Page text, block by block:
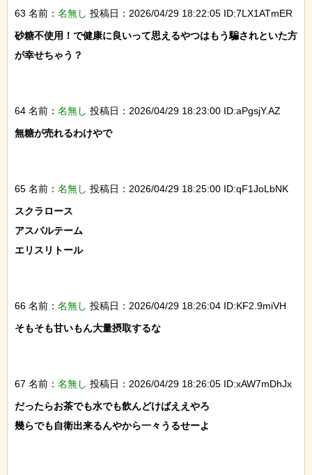
63 名前： 名無し 投稿日：2026/04/29 18:22:05 ID:7LX1ATmER
砂糖不使用！で健康に良いって思えるやつはもう騙されといた方
が幸せちゃう？
64 名前： 名無し 投稿日：2026/04/29 18:23:00 ID:aPgsjY.AZ
無糖が売れるわけやで
65 名前： 名無し 投稿日：2026/04/29 18:25:00 ID:qF1JoLbNK
スクラロース
アスパルテーム
エリスリトール
66 名前： 名無し 投稿日：2026/04/29 18:26:04 ID:KF2.9miVH
そもそも甘いもん大量摂取するな
67 名前： 名無し 投稿日：2026/04/29 18:26:05 ID:xAW7mDhJx
だったらお茶でも水でも飲んどけばええやろ
幾らでも自衛出来るんやから一々うるせーよ